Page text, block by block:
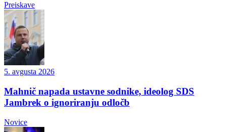
Preiskave
5. avgusta 2026
Mahnič napada ustavne sodnike, ideolog SDS
Jambrek o ignoriranju odločb
Novice